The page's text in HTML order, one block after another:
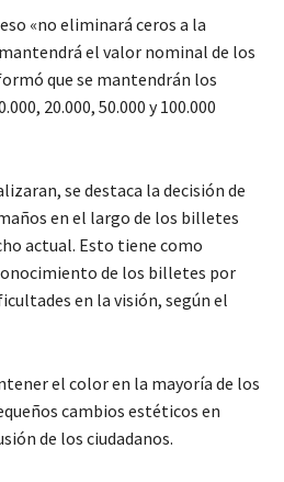
«no eliminará ceros a la
el valor nominal de los
que se mantendrán los
20.000, 50.000 y 100.000
se destaca la decisión de
en el largo de los billetes
actual. Esto tiene como
de los billetes por
en la visión, según el
el color en la mayoría de los
cambios estéticos en
de los ciudadanos.